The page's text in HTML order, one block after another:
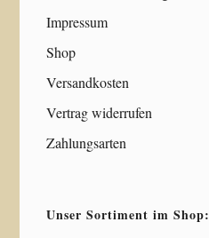
Impressum
Shop
Versandkosten
Vertrag widerrufen
Zahlungsarten
Unser Sortiment im Shop: